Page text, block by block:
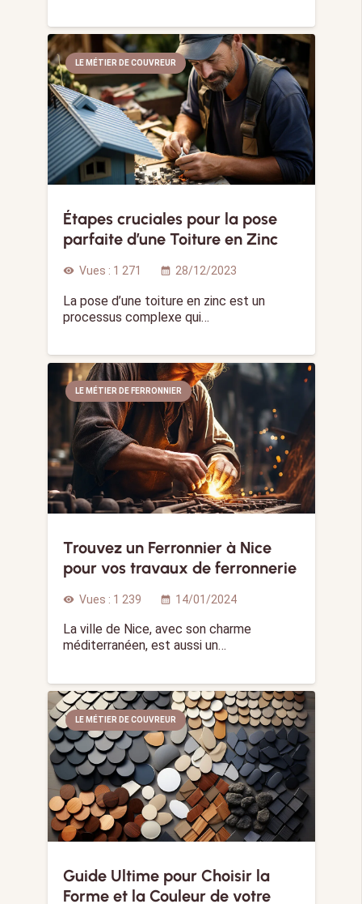
LE MÉTIER DE COUVREUR
Étapes cruciales pour la pose
parfaite d’une Toiture en Zinc
visibility Vues : 1 271 calendar_month 28/12/2023
La pose d’une toiture en zinc est un
processus complexe qui…
LE MÉTIER DE FERRONNIER
Trouvez un Ferronnier à Nice
pour vos travaux de ferronnerie
visibility Vues : 1 239 calendar_month 14/01/2024
La ville de Nice, avec son charme
méditerranéen, est aussi un…
LE MÉTIER DE COUVREUR
Guide Ultime pour Choisir la
Forme et la Couleur de votre